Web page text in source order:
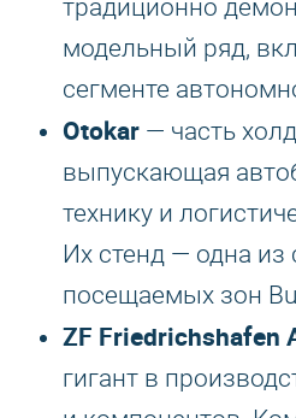
традиционно
модельный ряд,
сегменте
Otokar — часть
выпускающая
технику и
Их стенд — одна
посещаемых зон
ZF Friedrichshafen
гигант в